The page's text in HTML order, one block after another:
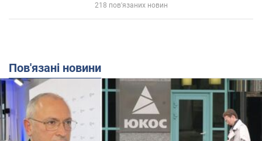
218 пов'язаних новин
Пов'язані новини